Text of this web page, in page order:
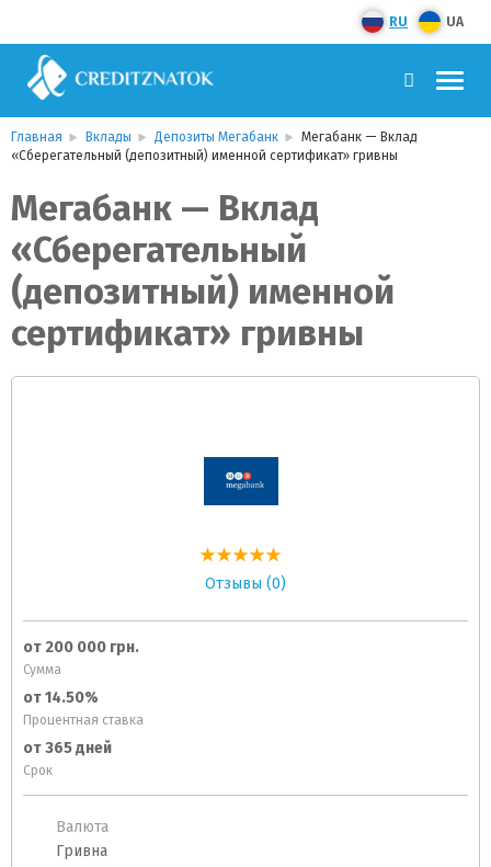
RU UA
Главная Вклады Депозиты Мегабанк
Мегабанк — Вклад
«Сберегательный (депозитный) именной сертификат» гривны
Мегабанк — Вклад
«Сберегательный
(депозитный) именной
сертификат» гривны
Отзывы (0)
от 200 000 грн.
Сумма
от 14.50%
Процентная ставка
от 365 дней
Срок
Валюта
Гривна